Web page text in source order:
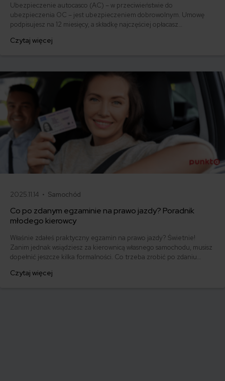
Ubezpieczenie autocasco (AC) – w przeciwieństwie do
ubezpieczenia OC – jest ubezpieczeniem dobrowolnym. Umowę
podpisujesz na 12 miesięcy, a składkę najczęściej opłacasz
ofertę lub zdecydowałeś się sprzedać samochód w trakcie trwania
Czytaj więcej
2025.11.14 • Samochód
Co po zdanym egzaminie na prawo jazdy? Poradnik
młodego kierowcy
Właśnie zdałeś praktyczny egzamin na prawo jazdy? Świetnie!
Zanim jednak wsiądziesz za kierownicą własnego samochodu, musisz
dopełnić jeszcze kilka formalności. Co trzeba zrobić po zdaniu
którym szybko załatwisz sprawy urzędowe i będziesz mógł prowadzić
Czytaj więcej